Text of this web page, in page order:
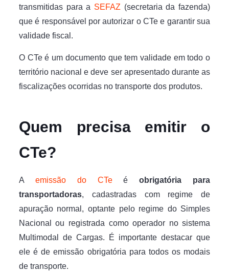
transmitidas para a SEFAZ (secretaria da fazenda)
que é responsável por autorizar o CTe e garantir sua
validade fiscal.
O CTe é um documento que tem validade em todo o
território nacional e deve ser apresentado durante as
fiscalizações ocorridas no transporte dos produtos.
Quem precisa emitir o
CTe?
Aemissão do CTeéobrigatória para
transportadoras, cadastradas com regime de
apuração normal, optante pelo regime do Simples
Nacional ou registrada como operador no sistema
Multimodal de Cargas. É importante destacar que
ele é de emissão obrigatória para todos os modais
de transporte.